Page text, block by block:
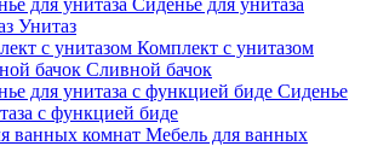
Сиденье для унитаза
Унитаз
Комплект с унитазом
Сливной бачок
Сиденье
с функцией биде
Мебель для ванных